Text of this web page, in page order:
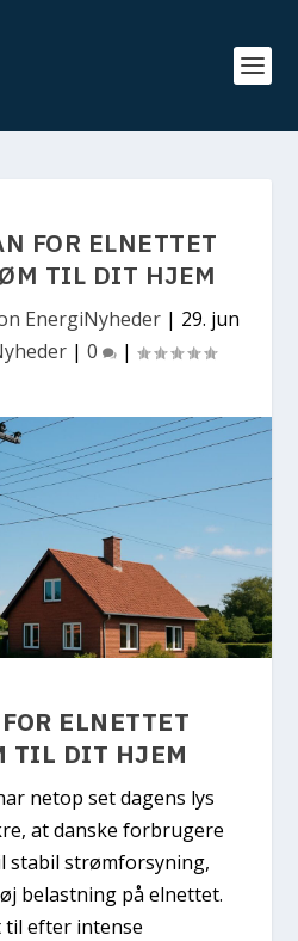
FOR ELNETTET
TIL DIT HJEM
EnergiNyheder| 29. jun
| 0 |
ELNETTET
TIL DIT HJEM
netop set dagens lys
at danske forbrugere
stabil strømforsyning,
belastning på elnettet.
til efter intense